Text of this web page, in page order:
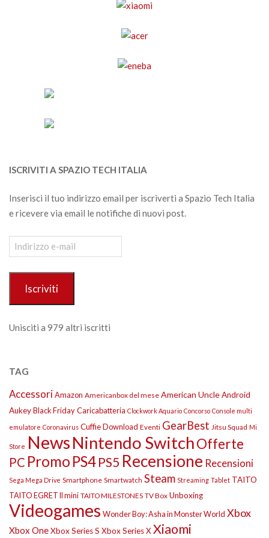
ISCRIVITI A SPAZIO TECH ITALIA
Inserisci il tuo indirizzo email per iscriverti a Spazio Tech Italia
e ricevere via email le notifiche di nuovi post.
Indirizzo
e-
Iscriviti
Unisciti a 979 altri iscritti
TAG
AccessoriAmazon Americanbox del mese American UncleAndroid
AukeyBlack FridayCaricabatteria Clockwork Aquario Concorso Console multi
emulatore Coronavirus CuffieDownload Eventi GearBest Jitsu Squad Mi
Store NewsNintendo SwitchOfferte
PC Promo PS4PS5 Recensione Recensioni
Sega Mega Drive Smartphone Smartwatch Steam Streaming Tablet TAITO
TAITO EGRET II mini TAITO MILESTONES TV Box Unboxing
Videogames Wonder Boy: Asha in Monster World Xbox
Xbox OneXbox Series S Xbox Series XXiaomi